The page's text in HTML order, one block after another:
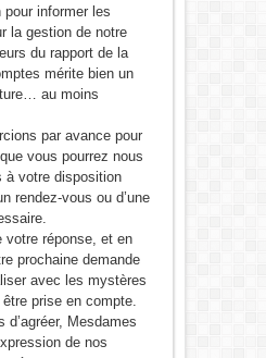
informer les
la gestion de notre
du rapport de la
mérite bien un
au moins
par avance pour
vous pourrez nous
à votre disposition
rendez-vous ou d’une
votre réponse, et en
prochaine demande
avec les mystères
être prise en compte.
d’agréer, Mesdames
de nos